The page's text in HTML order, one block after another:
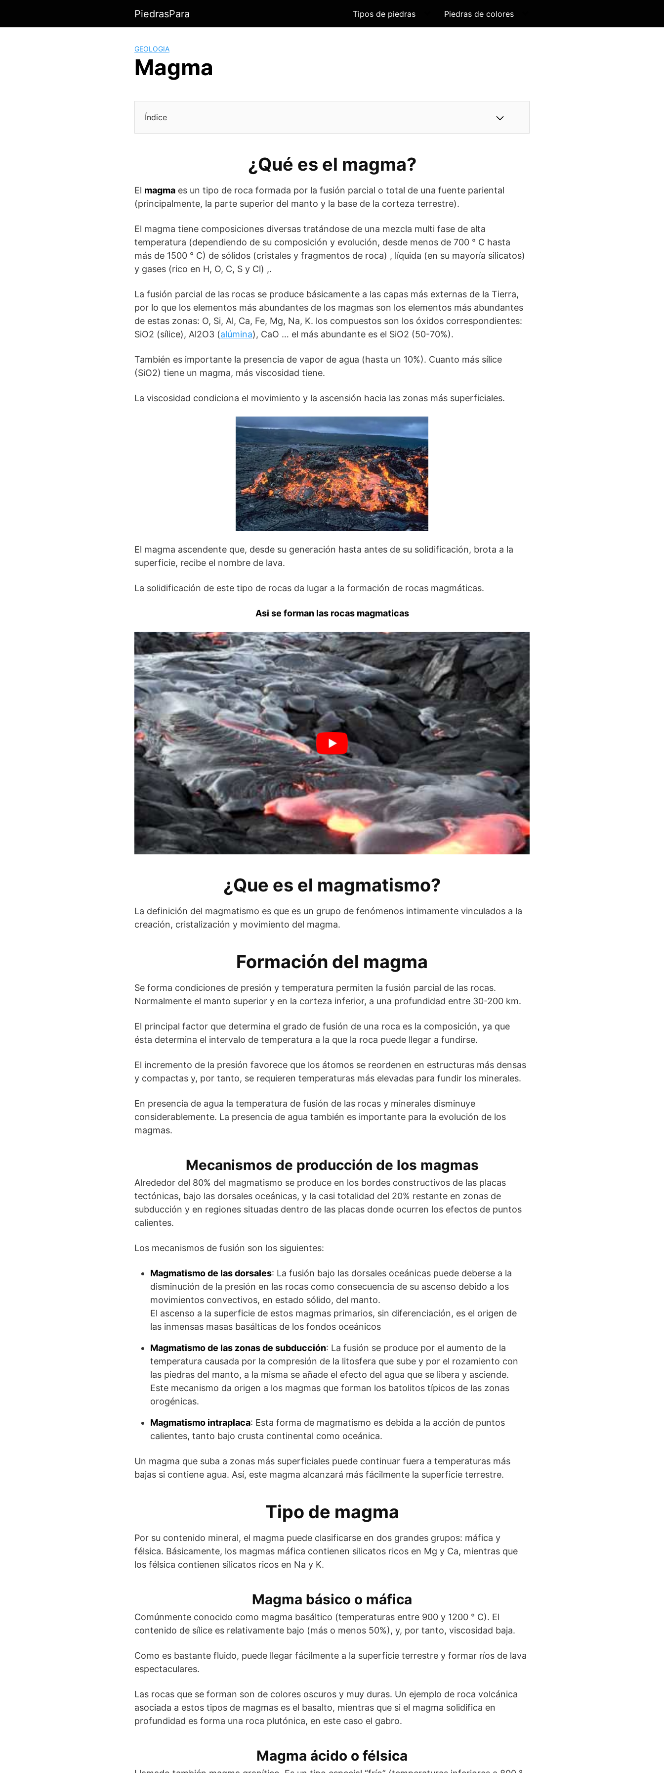
contenido
PiedrasPara Tipos de piedras Piedras de colores
GEOLOGIA
Magma
Índice
¿Qué es el magma?
El magma es un tipo de roca formada por la fusión parcial o total de una fuente pariental
(principalmente, la parte superior del manto y la base de la corteza terrestre).
El magma tiene composiciones diversas tratándose de una mezcla multi fase de alta
temperatura (dependiendo de su composición y evolución, desde menos de 700 ° C hasta
más de 1500 ° C) de sólidos (cristales y fragmentos de roca) , líquida (en su mayoría silicatos)
y gases (rico en H, O, C, S y Cl) ,.
La fusión parcial de las rocas se produce básicamente a las capas más externas de la Tierra,
por lo que los elementos más abundantes de los magmas son los elementos más abundantes
de estas zonas: O, Si, Al, Ca, Fe, Mg, Na, K. los compuestos son los óxidos correspondientes:
SiO2 (sílice), Al2O3 (alúmina), CaO … el más abundante es el SiO2 (50-70%).
También es importante la presencia de vapor de agua (hasta un 10%). Cuanto más sílice
(SiO2) tiene un magma, más viscosidad tiene.
La viscosidad condiciona el movimiento y la ascensión hacia las zonas más superficiales.
El magma ascendente que, desde su generación hasta antes de su solidificación, brota a la
superficie, recibe el nombre de lava.
La solidificación de este tipo de rocas da lugar a la formación de rocas magmáticas.
Asi se forman las rocas magmaticas
¿Que es el magmatismo?
La definición del magmatismo es que es un grupo de fenómenos intimamente vinculados a la
creación, cristalización y movimiento del magma.
Formación del magma
Se forma condiciones de presión y temperatura permiten la fusión parcial de las rocas.
Normalmente el manto superior y en la corteza inferior, a una profundidad entre 30-200 km.
El principal factor que determina el grado de fusión de una roca es la composición, ya que
ésta determina el intervalo de temperatura a la que la roca puede llegar a fundirse.
El incremento de la presión favorece que los átomos se reordenen en estructuras más densas
y compactas y, por tanto, se requieren temperaturas más elevadas para fundir los minerales.
En presencia de agua la temperatura de fusión de las rocas y minerales disminuye
considerablemente. La presencia de agua también es importante para la evolución de los
magmas.
Mecanismos de producción de los magmas
Alrededor del 80% del magmatismo se produce en los bordes constructivos de las placas
tectónicas, bajo las dorsales oceánicas, y la casi totalidad del 20% restante en zonas de
subducción y en regiones situadas dentro de las placas donde ocurren los efectos de puntos
calientes.
Los mecanismos de fusión son los siguientes:
Magmatismo de las dorsales: La fusión bajo las dorsales oceánicas puede deberse a la
disminución de la presión en las rocas como consecuencia de su ascenso debido a los
movimientos convectivos, en estado sólido, del manto.
El ascenso a la superficie de estos magmas primarios, sin diferenciación, es el origen de
las inmensas masas basálticas de los fondos oceánicos
Magmatismo de las zonas de subducción: La fusión se produce por el aumento de la
temperatura causada por la compresión de la litosfera que sube y por el rozamiento con
las piedras del manto, a la misma se añade el efecto del agua que se libera y asciende.
Este mecanismo da origen a los magmas que forman los batolitos típicos de las zonas
orogénicas.
Magmatismo intraplaca: Esta forma de magmatismo es debida a la acción de puntos
calientes, tanto bajo crusta continental como oceánica.
Un magma que suba a zonas más superficiales puede continuar fuera a temperaturas más
bajas si contiene agua. Así, este magma alcanzará más fácilmente la superficie terrestre.
Tipo de magma
Por su contenido mineral, el magma puede clasificarse en dos grandes grupos: máfica y
félsica. Básicamente, los magmas máfica contienen silicatos ricos en Mg y Ca, mientras que
los félsica contienen silicatos ricos en Na y K.
Magma básico o máfica
Comúnmente conocido como magma basáltico (temperaturas entre 900 y 1200 ° C). El
contenido de sílice es relativamente bajo (más o menos 50%), y, por tanto, viscosidad baja.
Como es bastante fluido, puede llegar fácilmente a la superficie terrestre y formar ríos de lava
espectaculares.
Las rocas que se forman son de colores oscuros y muy duras. Un ejemplo de roca volcánica
asociada a estos tipos de magmas es el basalto, mientras que si el magma solidifica en
profundidad es forma una roca plutónica, en este caso el gabro.
Magma ácido o félsica